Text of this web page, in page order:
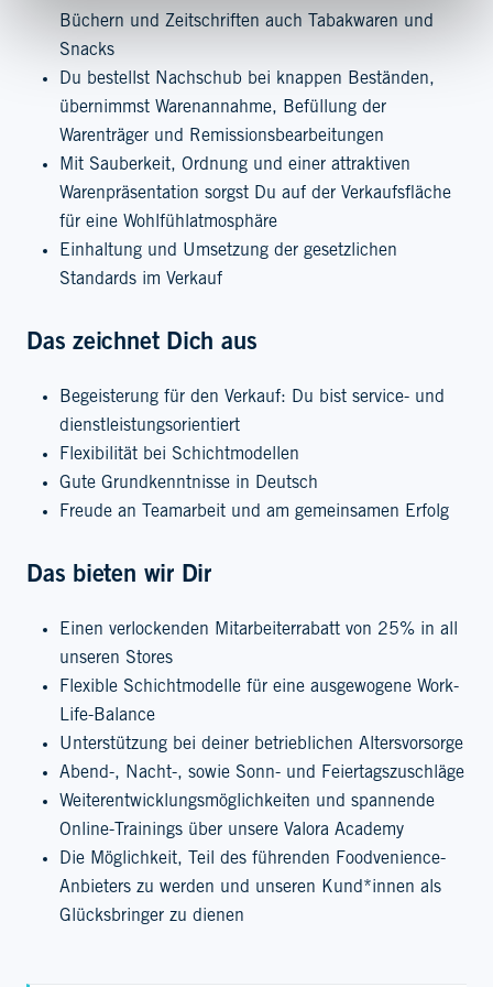
Büchern und Zeitschriften auch Tabakwaren und
Snacks
Du bestellst Nachschub bei knappen Beständen,
übernimmst Warenannahme, Befüllung der
Warenträger und Remissionsbearbeitungen
Mit Sauberkeit, Ordnung und einer attraktiven
Warenpräsentation sorgst Du auf der Verkaufsfläche
für eine Wohlfühlatmosphäre
Einhaltung und Umsetzung der gesetzlichen
Standards im Verkauf
Das zeichnet Dich aus
Begeisterung für den Verkauf: Du bist service- und
dienstleistungsorientiert
Flexibilität bei Schichtmodellen
Gute Grundkenntnisse in Deutsch
Freude an Teamarbeit und am gemeinsamen Erfolg
Das bieten wir Dir
Einen verlockenden Mitarbeiterrabatt von 25% in all
unseren Stores
Flexible Schichtmodelle für eine ausgewogene Work-
Life-Balance
Unterstützung bei deiner betrieblichen Altersvorsorge
Abend-, Nacht-, sowie Sonn- und Feiertagszuschläge
Weiterentwicklungsmöglichkeiten und spannende
Online-Trainings über unsere Valora Academy
Die Möglichkeit, Teil des führenden Foodvenience-
Anbieters zu werden und unseren Kund*innen als
Glücksbringer zu dienen